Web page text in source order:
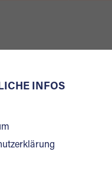
INFOS